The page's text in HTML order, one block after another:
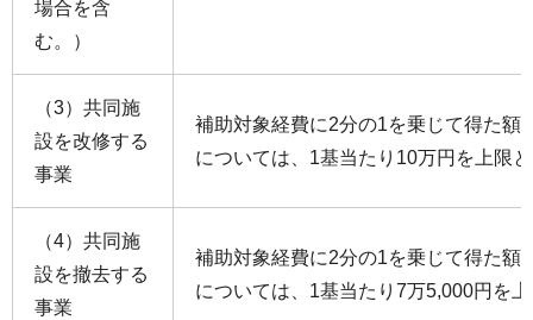
場合を含
む。）
（3）共同施
設を改修する
事業
補助対象経費に2分の1を乗じて得た額
については、1基当たり10万円を上限
（4）共同施
設を撤去する
事業
補助対象経費に2分の1を乗じて得た額
については、1基当たり7万5,000円を